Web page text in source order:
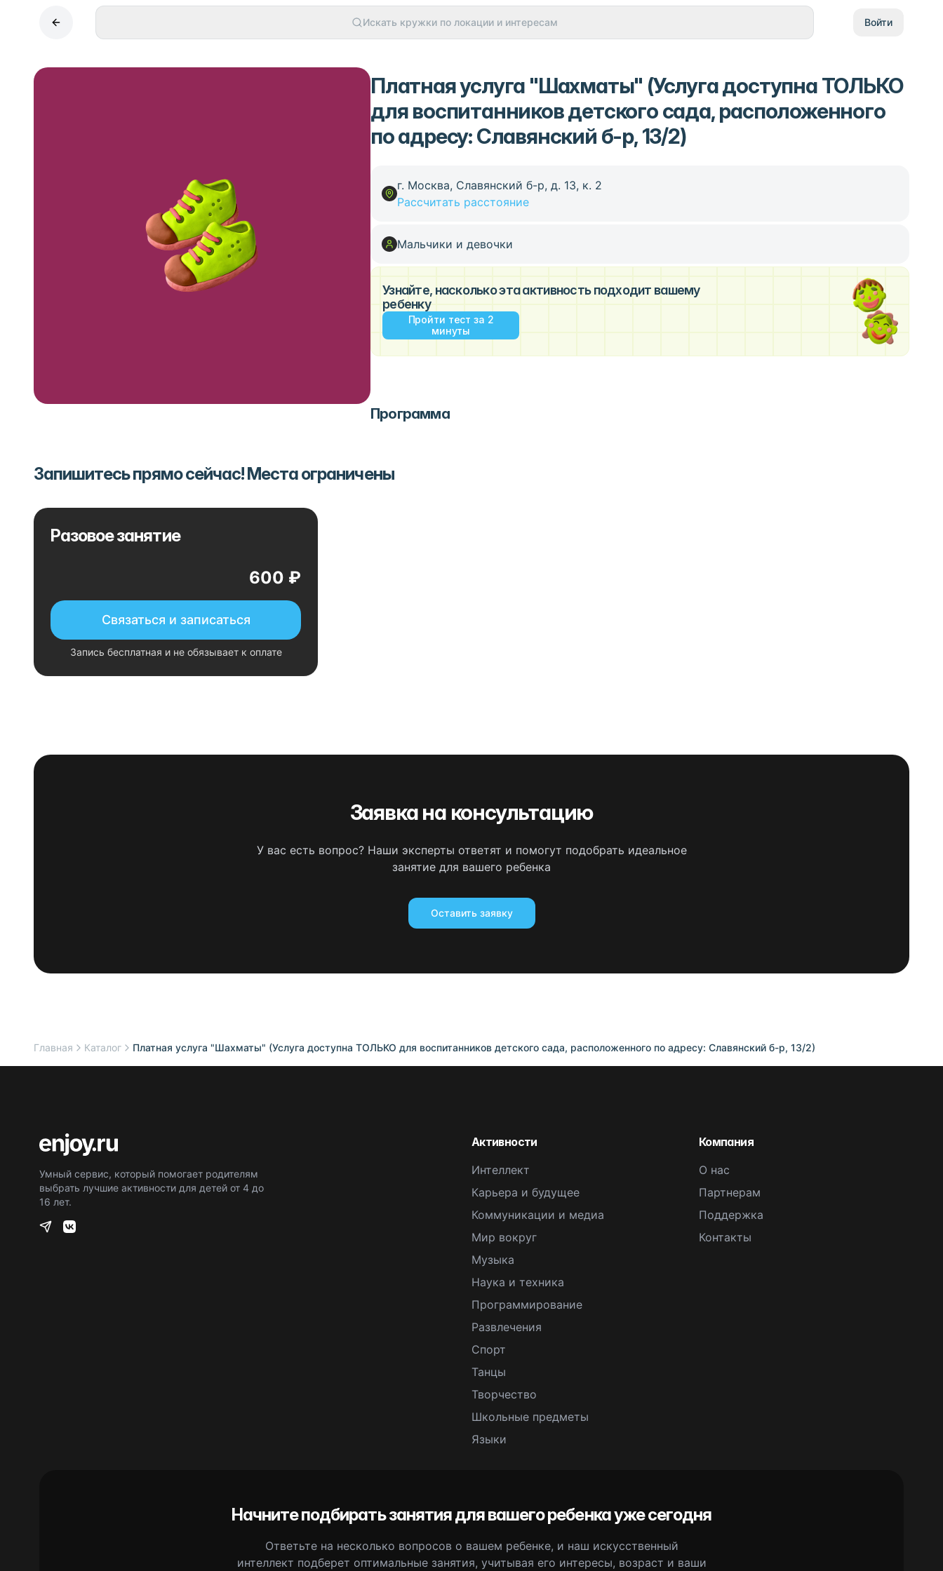
Искать кружки по локации и интересам Войти
Платная услуга "Шахматы" (Услуга доступна ТОЛЬКО
для воспитанников детского сада, расположенного
по адресу: Славянский б-р, 13/2)
г. Москва, Славянский б-р, д. 13, к. 2
Рассчитать расстояние
Мальчики и девочки
Узнайте, насколько эта активность подходит вашему
ребенку
Пройти тест за 2
минуты
Программа
Запишитесь прямо сейчас! Места ограничены
Разовое занятие
600 ₽
Связаться и записаться
Запись бесплатная и не обязывает к оплате
Заявка на консультацию
У вас есть вопрос? Наши эксперты ответят и помогут подобрать идеальное
занятие для вашего ребенка
Оставить заявку
Главная Каталог Платная услуга "Шахматы" (Услуга доступна ТОЛЬКО для воспитанников детского сада, расположенного по адресу: Славянский б-р, 13/2)
Умный сервис, который помогает родителям
выбрать лучшие активности для детей от 4 до
16 лет.
Активности
Интеллект
Карьера и будущее
Коммуникации и медиа
Мир вокруг
Музыка
Наука и техника
Программирование
Развлечения
Спорт
Танцы
Творчество
Школьные предметы
Языки
Компания
О нас
Партнерам
Поддержка
Контакты
Начните подбирать занятия для вашего ребенка уже сегодня
Ответьте на несколько вопросов о вашем ребенке, и наш искусственный
интеллект подберет оптимальные занятия, учитывая его интересы, возраст и ваши